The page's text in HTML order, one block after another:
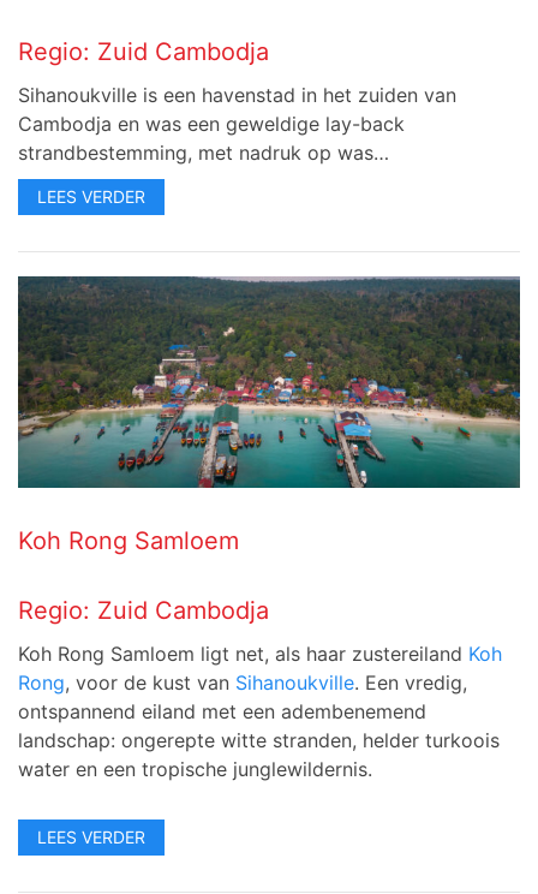
Regio: Zuid Cambodja
Sihanoukville is een havenstad in het zuiden van
Cambodja en was een geweldige lay-back
strandbestemming, met nadruk op was…
LEES VERDER
Koh Rong Samloem
Regio: Zuid Cambodja
Koh Rong Samloem ligt net, als haar zustereiland Koh
Rong, voor de kust van Sihanoukville. Een vredig,
ontspannend eiland met een adembenemend
landschap: ongerepte witte stranden, helder turkoois
water en een tropische junglewildernis.
LEES VERDER